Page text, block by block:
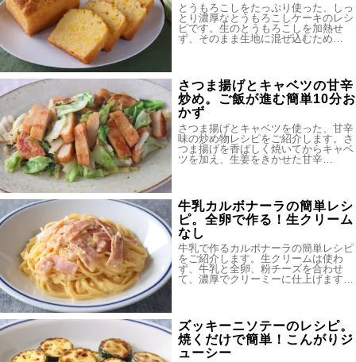
とうもろこしをたっぷり使った、しっ
とり濃厚なとうもろこしケーキのレシ
ピです。生のとうもろこしを加熱せ
ず、そのまま生地に混ぜ込むため…
さつま揚げとキャベツの甘辛
炒め。ご飯が進む簡単10分お
かず
さつま揚げとキャベツを使った、甘辛
味の炒め物レシピをご紹介します。さ
つま揚げを香ばしく焼いてからキャベ
ツを加え、生姜をきかせた甘辛…
牛乳カルボナーラの簡単レシ
ピ。全卵で作る！生クリーム
なし
牛乳で作るカルボナーラの簡単レシピ
をご紹介します。生クリームは使わ
ず、牛乳と全卵、粉チーズを合わせ
て、濃厚でクリーミーに仕上げます…
ズッキーニソテーのレシピ。
焼くだけで簡単！こんがりジ
ューシー